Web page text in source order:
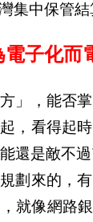
集中保管
子化而
」，能否
，看得起
還是敵不
劃來的，
就像網路